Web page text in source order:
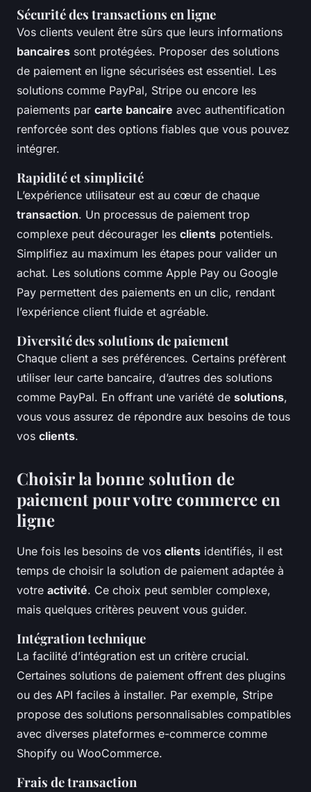
Sécurité des transactions en ligne
Vos clients veulent être sûrs que leurs informations
bancaires sont protégées. Proposer des solutions
de paiement en ligne sécurisées est essentiel. Les
solutions comme PayPal, Stripe ou encore les
paiements par carte bancaire avec authentification
renforcée sont des options fiables que vous pouvez
intégrer.
Rapidité et simplicité
L’expérience utilisateur est au cœur de chaque
transaction. Un processus de paiement trop
complexe peut décourager les clients potentiels.
Simplifiez au maximum les étapes pour valider un
achat. Les solutions comme Apple Pay ou Google
Pay permettent des paiements en un clic, rendant
l’expérience client fluide et agréable.
Diversité des solutions de paiement
Chaque client a ses préférences. Certains préfèrent
utiliser leur carte bancaire, d’autres des solutions
comme PayPal. En offrant une variété de solutions,
vous vous assurez de répondre aux besoins de tous
vos clients.
Choisir la bonne solution de
paiement pour votre commerce en
ligne
Une fois les besoins de vos clients identifiés, il est
temps de choisir la solution de paiement adaptée à
votre activité. Ce choix peut sembler complexe,
mais quelques critères peuvent vous guider.
Intégration technique
La facilité d’intégration est un critère crucial.
Certaines solutions de paiement offrent des plugins
ou des API faciles à installer. Par exemple, Stripe
propose des solutions personnalisables compatibles
avec diverses plateformes e-commerce comme
Shopify ou WooCommerce.
Frais de transaction